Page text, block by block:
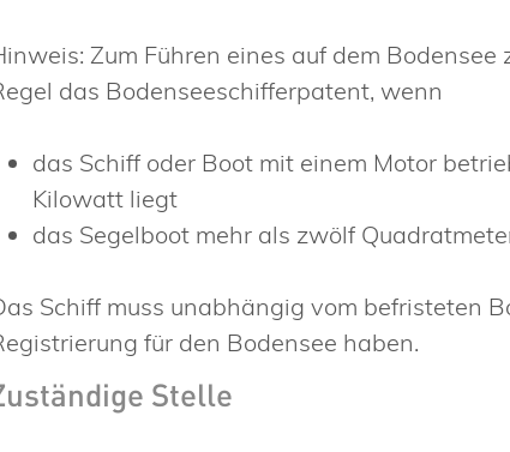
Zum Führen eines auf dem
das Bodenseeschifferpatent, wenn
das Schiff oder Boot mit einem Motor
Kilowatt liegt
das Segelboot mehr als zwölf
Schiff muss unabhängig vom befristeten
für den Bodensee haben.
Stelle